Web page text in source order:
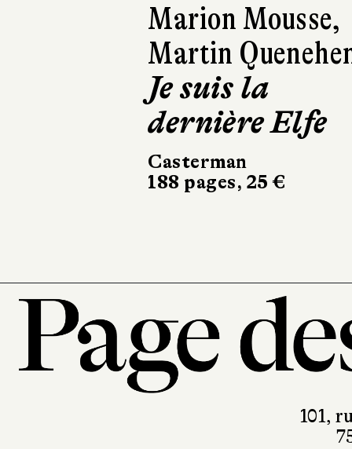
Marion Mousse,
Martin
Je suis la
dernière Elfe
Casterman
188 pages, 25 €
101,